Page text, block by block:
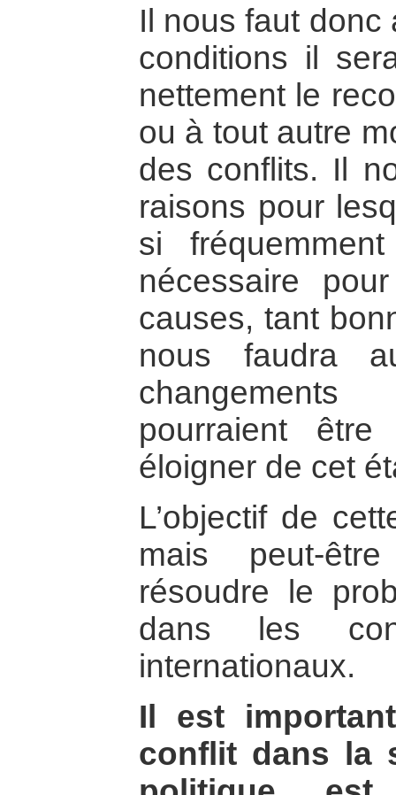
Il nous faut donc
conditions il
nettement le
ou à tout autre
des conflits. Il
raisons pour
si
nécessaire
causes, tant
nous faudra
changements
pourraient
éloigner de cet
L’objectif de
mais peut-
résoudre le
dans les
internationaux.
Il est
conflit dans la